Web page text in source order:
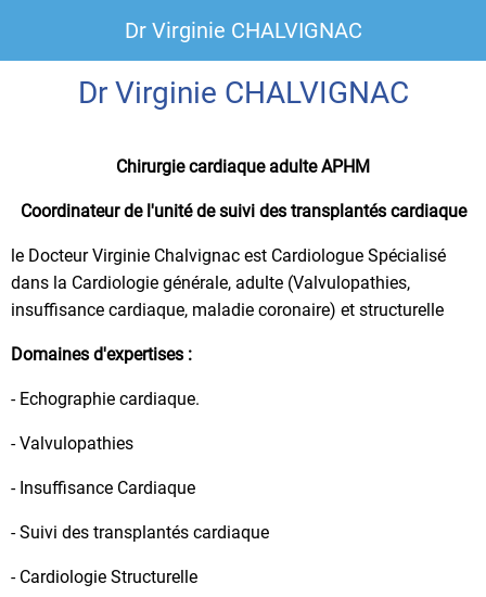
Dr Virginie CHALVIGNAC
Dr Virginie CHALVIGNAC
Chirurgie cardiaque adulte APHM
Coordinateur de l'unité de suivi des transplantés cardiaque
le Docteur Virginie Chalvignac est Cardiologue Spécialisé
dans la Cardiologie générale, adulte (Valvulopathies,
insuffisance cardiaque, maladie coronaire) et structurelle
Domaines d'expertises :
- Echographie cardiaque.
- Valvulopathies
- Insuffisance Cardiaque
- Suivi des transplantés cardiaque
- Cardiologie Structurelle